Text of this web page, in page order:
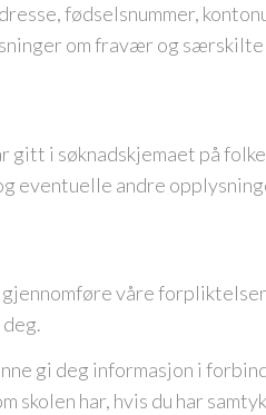
fødselsnummer,
om fravær og særskilte
gitt i søknadskjemaet på
eventuelle andre
våre
gi deg informasjon i
skolen har, hvis du har